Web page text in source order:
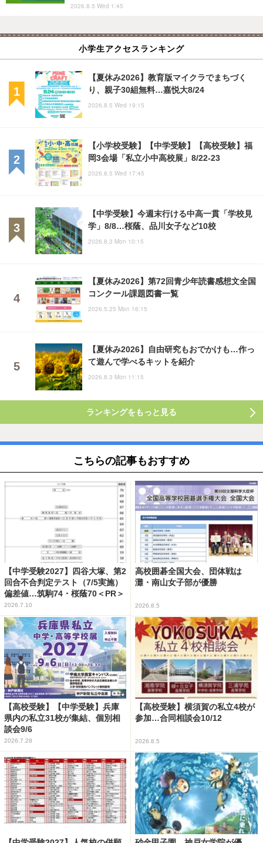
2026.8.5 Wed 1:45
小学生アクセスランキング
【夏休み2026】教育版マイクラでまちづく
り、親子30組無料…嘉悦大8/24
2026.8.5 Wed 19:15
【小学校受験】【中学受験】【高校受験】福
岡3会場「私立小中高校展」8/22-23
2026.8.5 Wed 17:45
【中学受験】今週末行ける中高一貫「学校見
学」8/8…桜蔭、品川女子など10校
2026.8.3 Mon 10:15
【夏休み2026】第72回青少年読書感想文全国
コンクール課題図書一覧
2026.5.25 Mon 16:15
【夏休み2026】自由研究もおでかけも…作っ
て遊んで学べるキットを紹介
2026.8.3 Mon 11:15
ランキングをもっと見る
こちらの記事もおすすめ
【中学受験2027】四谷大塚、第2
回合不合判定テスト（7/5実施）
偏差値…筑駒74・桜蔭70＜PR＞
2026.7.10
高校囲碁全国大会、団体戦は
灘・南山女子部が優勝
2026.8.5
【高校受験】【中学受験】兵庫
県内の私立31校が集結、個別相
談会9/6
2026.7.28
【高校受験】横須賀の私立4校が
参加…合同相談会10/12
2026.8.5